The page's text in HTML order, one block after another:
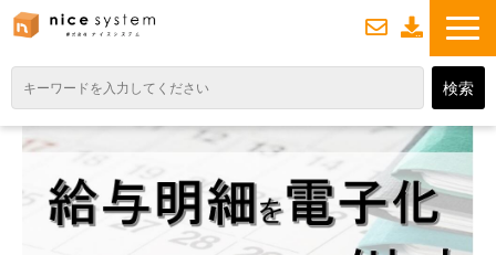
TOP
サービス紹介
業務DXソリューション